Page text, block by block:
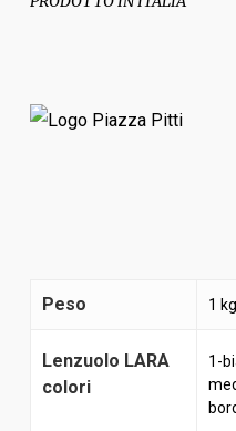
Peso 1 kg
Lenzuolo LARA
colori
1-